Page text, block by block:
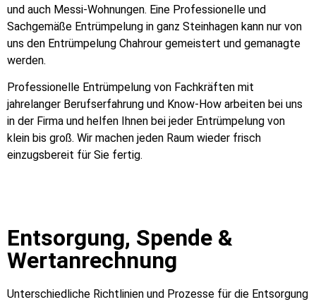
und auch Messi-Wohnungen. Eine Professionelle und
Sachgemäße Entrümpelung in ganz Steinhagen kann nur von
uns den Entrümpelung Chahrour gemeistert und gemanagte
werden.
Professionelle Entrümpelung von Fachkräften mit
jahrelanger Berufserfahrung und Know-How arbeiten bei uns
in der Firma und helfen Ihnen bei jeder Entrümpelung von
klein bis groß. Wir machen jeden Raum wieder frisch
einzugsbereit für Sie fertig.
Entsorgung, Spende &
Wertanrechnung
Unterschiedliche Richtlinien und Prozesse für die Entsorgung